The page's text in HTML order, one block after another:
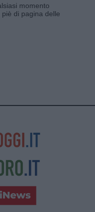
momento
di pagina delle